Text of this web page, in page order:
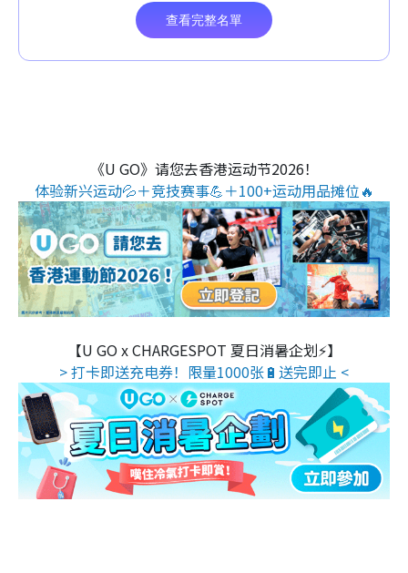
《U GO》请您去香港运动节2026！
体验新兴运动💦＋竞技赛事💪＋100+运动用品摊位🔥
【U GO x CHARGESPOT 夏日消暑企划⚡】
> 打卡即送充电券！限量1000张🔋送完即止 <